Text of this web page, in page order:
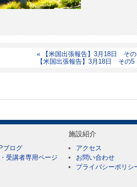
« 【米国出張報告】3月18日 そ
【米国出張報告】3月18日 その5
ブログ
受講者専用ページ
施設紹介
アクセス
お問い合わせ
プライバシーポリシ